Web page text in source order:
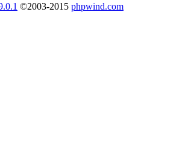
©2003-2015 phpwind.com